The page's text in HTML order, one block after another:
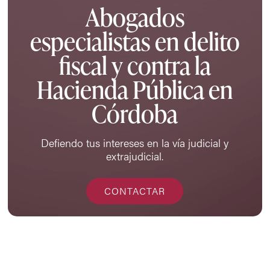
Abogados
especialistas en delito
fiscal y contra la
Hacienda Pública en
Córdoba
Defiendo tus intereses en la vía judicial y
extrajudicial.
CONTACTAR